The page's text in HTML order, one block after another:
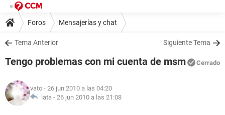
Foros Mensajerías y chat
Tema Anterior Siguiente Tema
Tengo problemas con mi cuenta de msm Cerrado
vato - 26 jun 2010 a las 04:20
lata - 26 jun 2010 a las 21:08